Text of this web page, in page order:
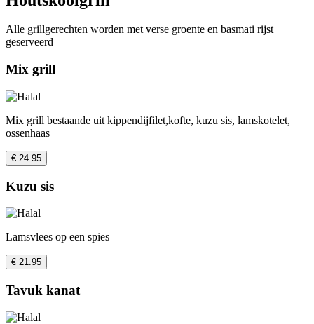
Alle grillgerechten worden met verse groente en basmati rijst
geserveerd
Mix grill
Mix grill bestaande uit kippendijfilet,kofte, kuzu sis, lamskotelet,
ossenhaas
€ 24.95
Kuzu sis
Lamsvlees op een spies
€ 21.95
Tavuk kanat